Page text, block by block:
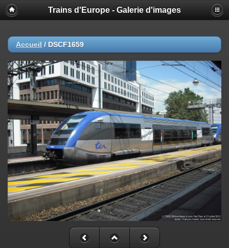
Trains d'Europe - Galerie d'images
Accueil / DSCF1659